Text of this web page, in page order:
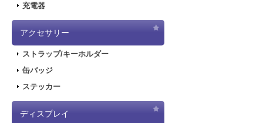
充電器
アクセサリー
ストラップ/キーホルダー
缶バッジ
ステッカー
ディスプレイ